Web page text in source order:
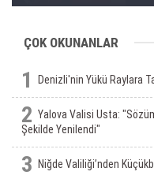
ÇOK OKUNANLAR
1 Denizli'nin Yükü Raylara
2 Yalova Valisi Usta:
Şekilde Yenilendi"
3 Niğde Valiliği’nden